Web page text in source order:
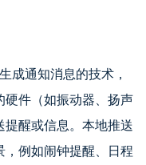
成通知消息的技术，
件（如振动器、扬声
醒或信息。本地推送
例如闹钟提醒、日程